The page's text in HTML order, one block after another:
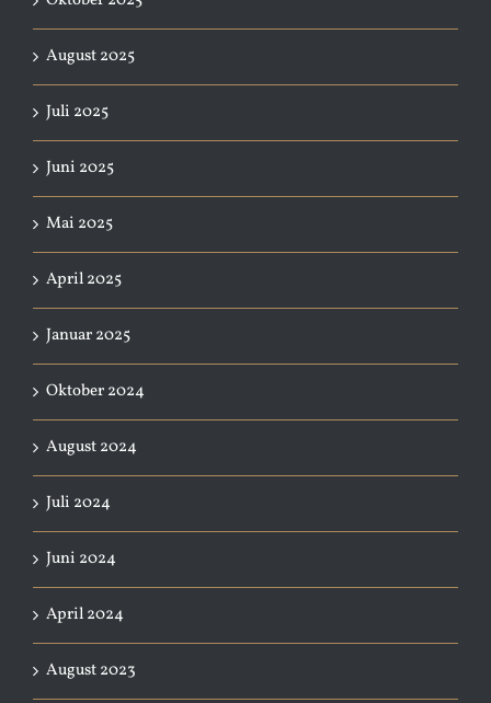
August 2025
Juli 2025
Juni 2025
Mai 2025
April 2025
Januar 2025
Oktober 2024
August 2024
Juli 2024
Juni 2024
April 2024
August 2023